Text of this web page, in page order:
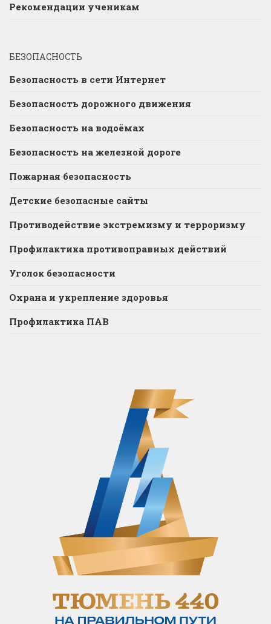
Рекомендации ученикам
БЕЗОПАСНОСТЬ
Безопасность в сети Интернет
Безопасность дорожного движения
Безопасность на водоёмах
Безопасность на железной дороге
Пожарная безопасность
Детские безопасные сайты
Противодействие экстремизму и терроризму
Профилактика противоправных действий
Уголок безопасности
Охрана и укрепление здоровья
Профилактика ПАВ